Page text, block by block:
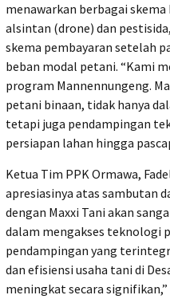
menawarkan berbagai
alsintan (drone) dan
skema pembayaran setelah
beban modal petani. “Kami
program Mannennungeng.
petani binaan, tidak hanya
tetapi juga pendampingan
persiapan lahan hingga
Ketua Tim PPK Ormawa,
apresiasinya atas sambutan
dengan Maxxi Tani akan
dalam mengakses teknologi
pendampingan yang
dan efisiensi usaha tani di
meningkat secara signifikan,”